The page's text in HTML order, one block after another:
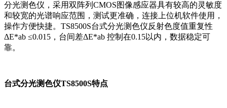
分光测色仪，采用双阵列CMOS图像感应器具有较高的灵敏度
和较宽的光谱响应范围，测试更准确，连接上位机软件使用，
操作方便快捷。TS8500S台式分光测色仪反射色度值重复性
ΔE*ab ≤0.015，台间差ΔE*ab 控制在0.15以内，数据稳定可
靠。
台式分光测色仪TS8500S特点